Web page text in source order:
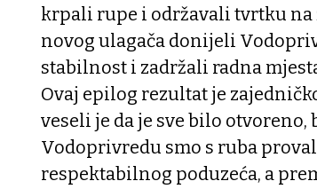
krpali rupe i održavali tvrtku
novog ulagača donijeli
stabilnost i zadržali radna
Ovaj epilog rezultat je
veseli je da je sve bilo
Vodoprivredu smo s ruba
respektabilnog poduzeća, a